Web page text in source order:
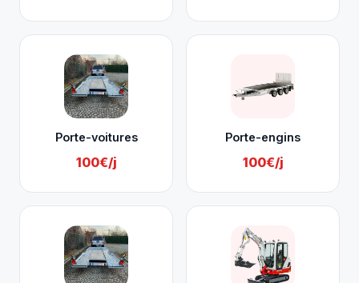
Porte-voitures
100€/j
Porte-engins
100€/j